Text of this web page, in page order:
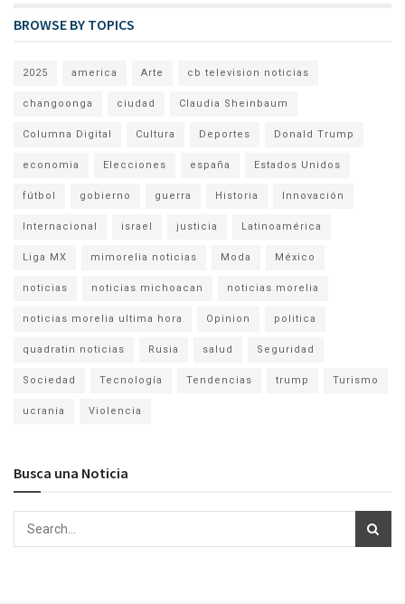
BROWSE BY TOPICS
2025 america Arte cb television noticias
changoonga ciudad Claudia Sheinbaum
Columna Digital Cultura Deportes Donald Trump
economia Elecciones españa Estados Unidos
fútbol gobierno guerra Historia Innovación
Internacional israel justicia Latinoamérica
Liga MX mimorelia noticias Moda México
noticias noticias michoacan noticias morelia
noticias morelia ultima hora Opinion politica
quadratin noticias Rusia salud Seguridad
Sociedad Tecnología Tendencias trump Turismo
ucrania Violencia
Busca una Noticia